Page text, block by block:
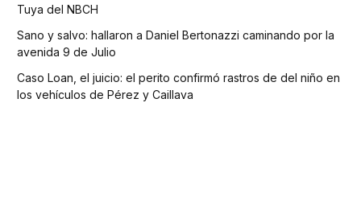
Tuya del NBCH
Sano y salvo: hallaron a Daniel Bertonazzi caminando por la
avenida 9 de Julio
Caso Loan, el juicio: el perito confirmó rastros de del niño en
los vehículos de Pérez y Caillava